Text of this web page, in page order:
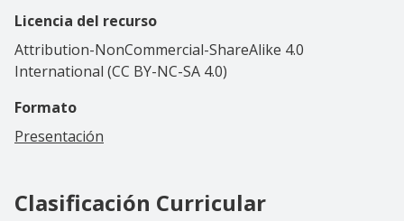
Licencia del recurso
Attribution-NonCommercial-ShareAlike 4.0
International (CC BY-NC-SA 4.0)
Formato
Presentación
Clasificación Curricular